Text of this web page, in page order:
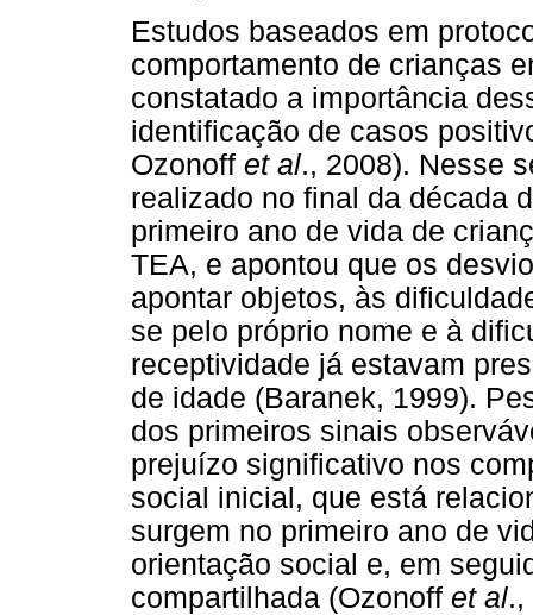
Estudos baseados em
comportamento de crianças
constatado a importância
identificação de casos
Ozonoff et al., 2008). Nesse
realizado no final da década
primeiro ano de vida de
TEA, e apontou que os
apontar objetos, às
se pelo próprio nome e à
receptividade já estavam
de idade (Baranek, 1999).
dos primeiros sinais
prejuízo significativo nos
social inicial, que está
surgem no primeiro ano de
orientação social e, em
compartilhada (Ozonoff et al.,